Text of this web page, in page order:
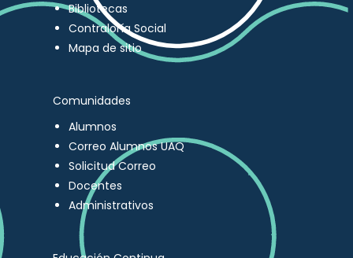
Bibliotecas
Contraloría Social
Mapa de sitio
Comunidades
Alumnos
Correo Alumnos UAQ
Solicitud Correo
Docentes
Administrativos